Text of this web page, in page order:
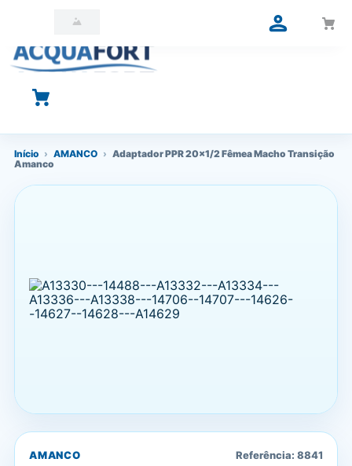
O que você está procurando?
Início › AMANCO › Adaptador PPR 20x1/2 Fêmea Macho Transição
Amanco
AMANCO Referência: 8841